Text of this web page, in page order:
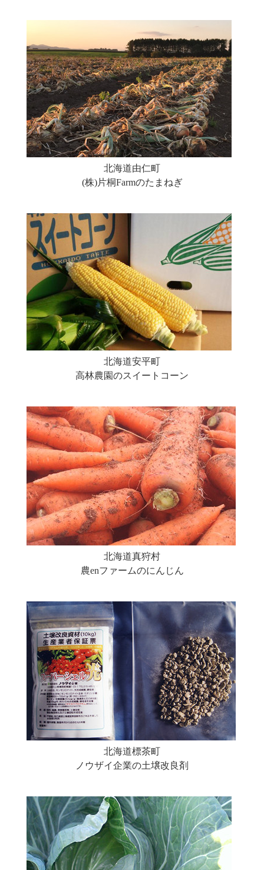
北海道由仁町
(株)片桐Farmのたまねぎ
北海道安平町
高林農園のスイートコーン
北海道真狩村
農enファームのにんじん
北海道標茶町
ノウザイ企業の土壌改良剤